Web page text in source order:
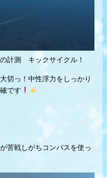
計測 キックサイクル！
切っ！中性浮力をしっかり
です
苦戦しがちコンパスを使っ